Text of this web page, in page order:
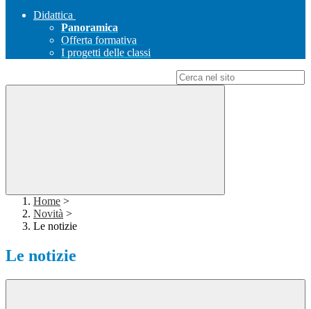
Didattica
Panoramica
Offerta formativa
I progetti delle classi
Home >
Novità >
Le notizie
Le notizie